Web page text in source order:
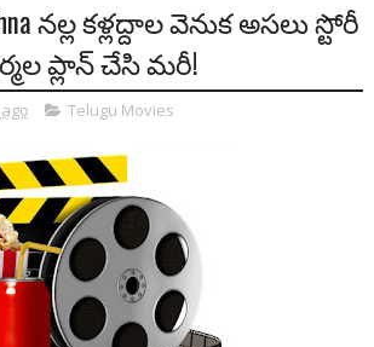
నల్ల కళ్లద్దాల వెనుక అసలు స్టోరీ
ప్లాన్ చేసి మరీ!
Telugu Movies